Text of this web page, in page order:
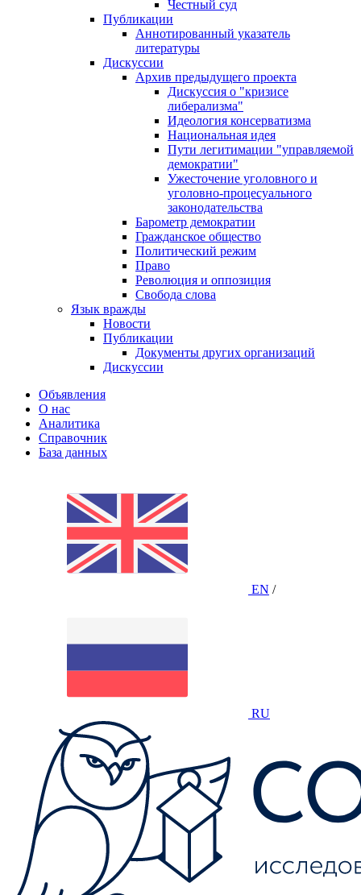
Честный суд
Публикации
Аннотированный указатель
литературы
Дискуссии
Архив предыдущего проекта
Дискуссия о "кризисе
либерализма"
Идеология консерватизма
Национальная идея
Пути легитимации "управляемой
демократии"
Ужесточение уголовного и
уголовно-процесуального
законодательства
Барометр демократии
Гражданское общество
Политический режим
Право
Революция и оппозиция
Свобода слова
Язык вражды
Новости
Публикации
Документы других организаций
Дискуссии
Объявления
О нас
Аналитика
Справочник
База данных
EN /
RU